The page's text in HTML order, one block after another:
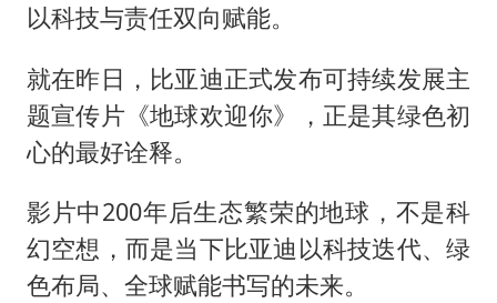
以科技与责任双向赋能。
就在昨日，比亚迪正式发布可持续发展主
题宣传片《地球欢迎你》，正是其绿色初
心的最好诠释。
影片中200年后生态繁荣的地球，不是科
幻空想，而是当下比亚迪以科技迭代、绿
色布局、全球赋能书写的未来。